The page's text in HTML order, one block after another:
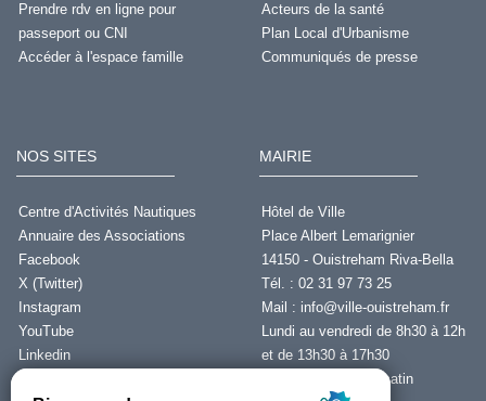
Prendre rdv en ligne pour
passeport ou CNI
Accéder à l'espace famille
Acteurs de la santé
Plan Local d'Urbanisme
Communiqués de presse
NOS SITES
Centre d'Activités Nautiques
Annuaire des Associations
Facebook
X (Twitter)
Instagram
YouTube
Linkedin
MAIRIE
Hôtel de Ville
Place Albert Lemarignier
14150 - Ouistreham Riva-Bella
Tél. : 02 31 97 73 25
Mail : info@ville-ouistreham.fr
Lundi au vendredi de 8h30 à 12h
et de 13h30 à 17h30
Fermeture le jeudi matin